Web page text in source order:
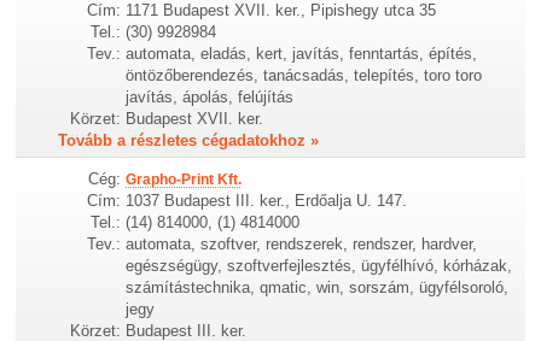
Cím: 1171 Budapest XVII. ker., Pipishegy utca 35
Tel.: (30) 9928984
Tev.: automata, eladás, kert, javítás, fenntartás, építés,
öntözőberendezés, tanácsadás, telepítés, toro toro
javítás, ápolás, felújítás
Körzet: Budapest XVII. ker.
Tovább a részletes cégadatokhoz »
Cég: Grapho-Print Kft.
Cím: 1037 Budapest III. ker., Erdőalja U. 147.
Tel.: (14) 814000, (1) 4814000
Tev.: automata, szoftver, rendszerek, rendszer, hardver,
egészségügy, szoftverfejlesztés, ügyfélhívó, kórházak,
számítástechnika, qmatic, win, sorszám, ügyfélsoroló,
jegy
Körzet: Budapest III. ker.